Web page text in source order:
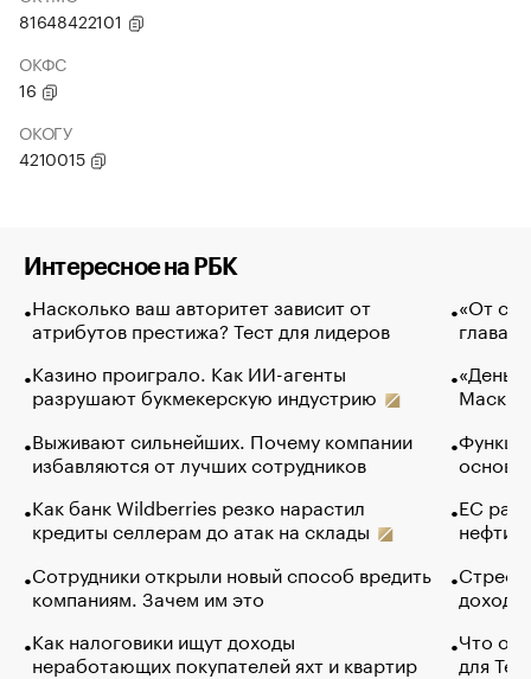
81648422101
ОКФС
16
ОКОГУ
4210015
Интересное на РБК
Насколько ваш авторитет зависит от
атрибутов престижа? Тест для лидеров
Казино проиграло. Как ИИ-агенты
разрушают букмекерскую индустрию
Выживают сильнейших. Почему компании
избавляются от лучших сотрудников
Как банк Wildberries резко нарастил
кредиты селлерам до атак на склады
Сотрудники открыли новый способ вредить
компаниям. Зачем им это
Как налоговики ищут доходы
неработающих покупателей яхт и квартир
«От
глава
Маск в
основ
ЕС
нефти
Что
для